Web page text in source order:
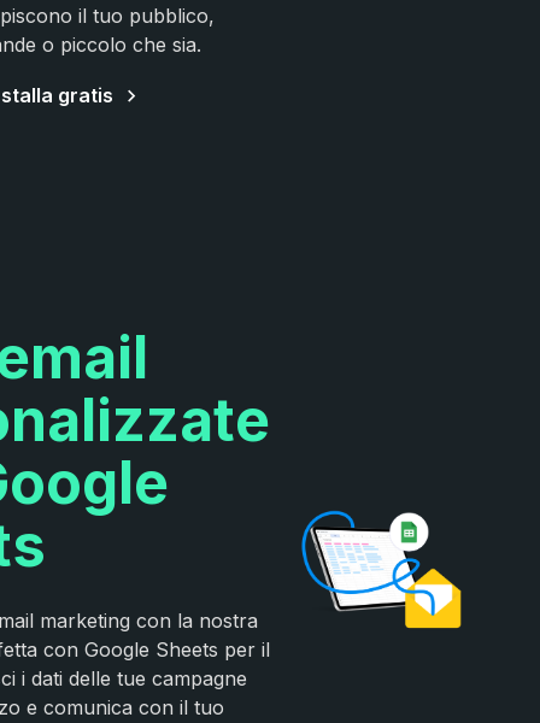
il tuo pubblico,
o piccolo che sia.
gratis
marketing con la nostra
con Google Sheets per il
i dati delle tue campagne
e comunica con il tuo